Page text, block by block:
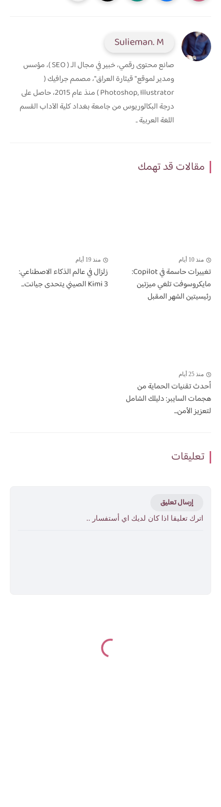
Sulieman. M
صانع محتوى رقمي، خبير في مجال الـ ( SEO )، مؤسس
ومدير لموقع " قيثارة العراق"، مصمم جرافيك (
Photoshop, Illustrator ) منذ عام 2015، حاصل على
درجة البكالوريوس من جامعة بغداد كلية الآداب القسم
اللغة العربية ..
مقالات قد تهمك
منذ 10 أيام
تغييرات حاسمة في Copilot:
مايكروسوفت تلغي ميزتين
رئيسيتين الشهر المقبل
منذ 19 أيام
زلزال في عالم الذكاء الاصطناعي:
Kimi 3 الصيني يتحدى جيانت...
منذ 25 أيام
أحدث تقنيات الحماية من
هجمات السايبر: دليلك الشامل
لتعزيز الأمن...
تعليقات
إرسال تعليق
اترك تعليقا اذا كان لديك اي أستفسار ..